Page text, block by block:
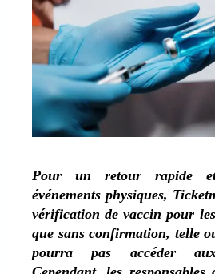
Pour un retour rapide
événements physiques,
vérification de vaccin pour
que sans confirmation, telle
pourra pas accéder aux